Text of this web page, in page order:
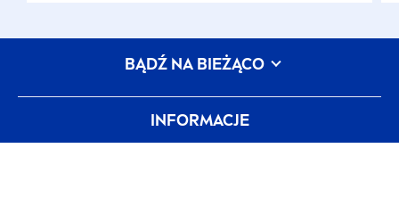
INFORMACJE
BĄDŹ NA BIEŻĄCO